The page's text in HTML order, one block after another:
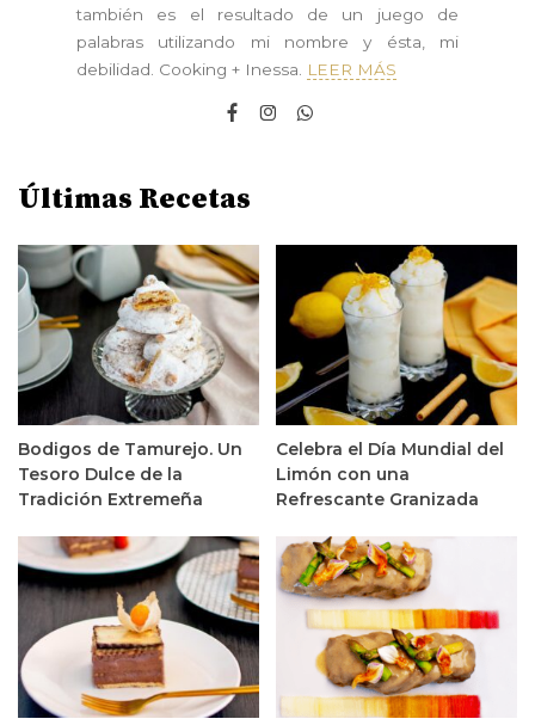
también es el resultado de un juego de
palabras utilizando mi nombre y ésta, mi
debilidad. Cooking + Inessa.
LEER MÁS
Últimas Recetas
Bodigos de Tamurejo. Un
Tesoro Dulce de la
Tradición Extremeña
Celebra el Día Mundial del
Limón con una
Refrescante Granizada